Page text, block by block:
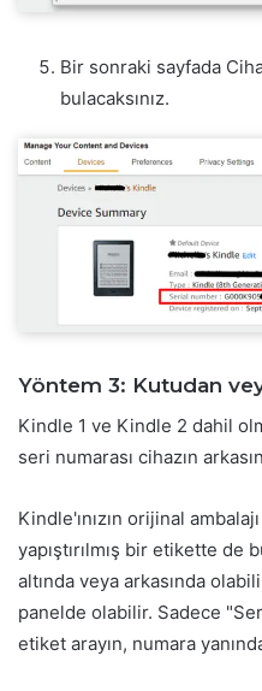
Bir sonraki sayfada
bulacaksınız.
Yöntem 3: Kutudan
Kindle 1 ve Kindle 2 dahil
seri numarası cihazın
Kindle'ınızın orijinal
yapıştırılmış bir etikette
altında veya arkasında
panelde olabilir. Sadece
etiket arayın, numara